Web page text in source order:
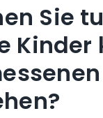
Sie
Kinder